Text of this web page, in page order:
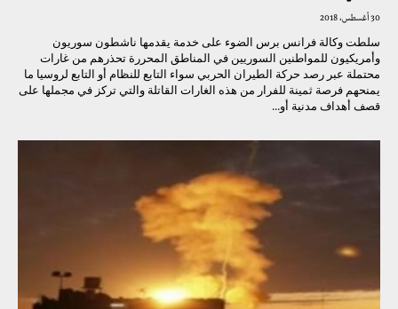
30 أغسطس، 2018
سلطت وكالة فرانس برس الضوء على خدمة يقدمها ناشطون سوريون
وأمريكيون للمواطنين السوريين في المناطق المحررة تحذرهم من غارات
محتملة عبر رصد حركة الطيران الحربي سواء التابع للنظام أو التابع لروسيا ما
يمنحهم فرصة ثمينة للفرار من هذه الغارات القاتلة والتي تركز في مجملها على
قصف أهداف مدنية أو...